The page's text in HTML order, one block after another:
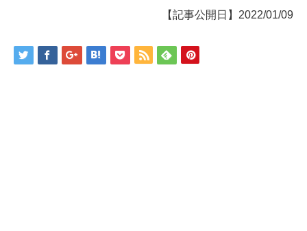
【記事公開日】2022/01/09